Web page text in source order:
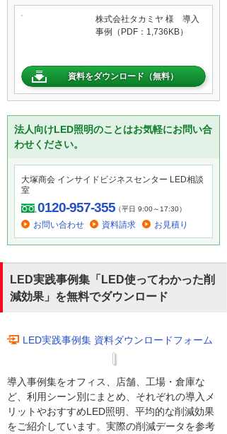
株式会社タカミヤ 様 導入
事例（PDF：1,736KB）
資料をダウンロード（無料）
法人向けLED照明のことはお気軽にお問い合
わせください。
大塚商会 インサイドビジネスセンター LED相談
室
0120-957-355（平日 9:00～17:30）
お問い合わせ 資料請求 お見積り
LED実践事例集「LED使ってわかった削
減効果」を無料でダウンロード
LED実践事例集 資料ダウンロードフォーム
導入事例集をオフィス、店舗、工場・倉庫な
ど、利用シーン別にまとめ、それぞれの導入メ
リットやおすすめLED照明、平均的な削減効果
をご紹介しています。実際の削減データを参考